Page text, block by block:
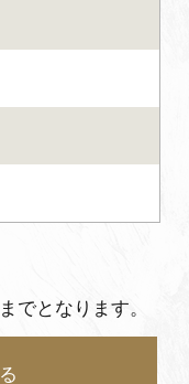
でとなります。